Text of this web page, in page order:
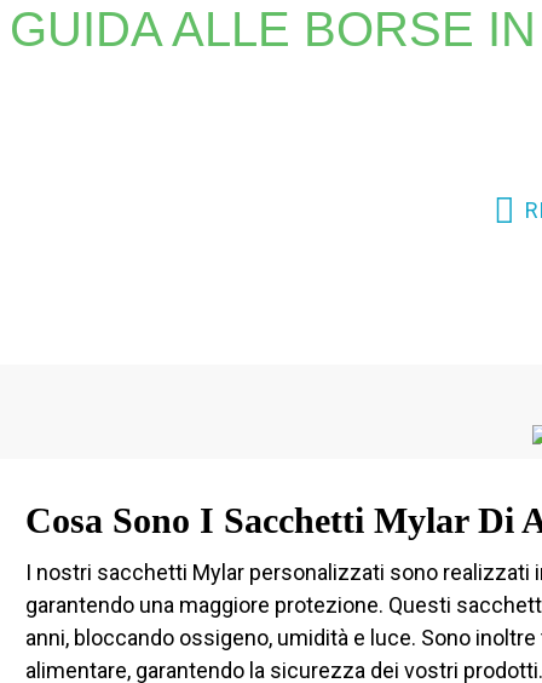
GUIDA ALLE BORSE
Cosa Sono I Sacchetti Mylar Di
I nostri sacchetti Mylar personalizzati sono
garantendo una maggiore protezione. Questi
anni, bloccando ossigeno, umidità e luce. Sono
alimentare, garantendo la sicurezza dei vostri